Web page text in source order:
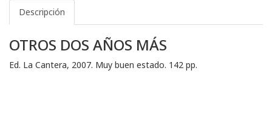
Descripción
OTROS DOS AÑOS MÁS
Ed. La Cantera, 2007. Muy buen estado. 142 pp.